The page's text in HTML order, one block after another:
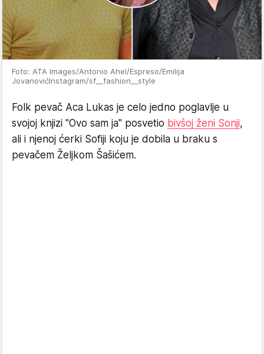
Foto: ATA Images/Antonio Ahel/Espreso/Emilija
JovanovićInstagram/sf__fashion__style
Folk pevač Aca Lukas je celo jedno poglavlje u
svojoj knjizi "Ovo sam ja" posvetio bivšoj ženi Sonji,
ali i njenoj ćerki Sofiji koju je dobila u braku s
pevačem Željkom Šašićem.